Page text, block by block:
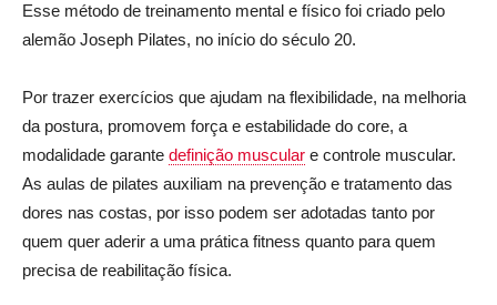
Esse método de treinamento mental e físico foi criado pelo
alemão Joseph Pilates, no início do século 20.
Por trazer exercícios que ajudam na flexibilidade, na melhoria
da postura, promovem força e estabilidade do core, a
modalidade garante definição muscular e controle muscular.
As aulas de pilates auxiliam na prevenção e tratamento das
dores nas costas, por isso podem ser adotadas tanto por
quem quer aderir a uma prática fitness quanto para quem
precisa de reabilitação física.